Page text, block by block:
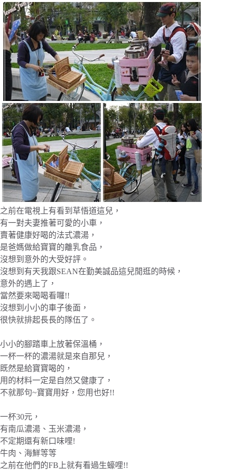
之前在電視上有看到草悟道這兒，
有一對夫妻推著可愛的小車，
賣著健康好喝的法式濃湯，
是爸媽做給寶寶的離乳食品，
沒想到意外的大受好評。
沒想到有天我跟SEAN在勤美誠品這兒閒逛的時候，
意外的遇上了，
當然要來喝喝看囉!!
沒想到小小的車子後面，
很快就排起長長的隊伍了。
小小的腳踏車上放著保溫桶，
一杯一杯的濃湯就是來自那兒，
既然是給寶寶喝的，
用的材料一定是自然又健康了，
不就那句~寶寶用好，您用也好!!
一杯30元，
有南瓜濃湯、玉米濃湯，
不定期還有新口味哩!
牛肉、海鮮等等
之前在他們的FB上就有看過生蠔哩!!